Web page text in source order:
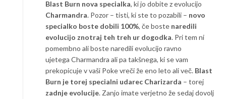
Blast Burn nova specialka, ki jo dobite z evolucijo
Charmandra. Pozor – tisti, ki ste to pozabili – novo
specialko boste dobili 100%, če boste naredili
evolucijo znotraj teh treh ur dogodka. Pri tem ni
pomembno ali boste naredili evolucijo ravno
ujetega Charmandra ali pa takšnega, ki se vam
prekopicuje v vaši Poke vreči že eno leto ali več. Blast
Burn je torej specialni udarec Charizarda – torej
zadnje evolucije. Zanjo imate verjetno že sedaj dovolj